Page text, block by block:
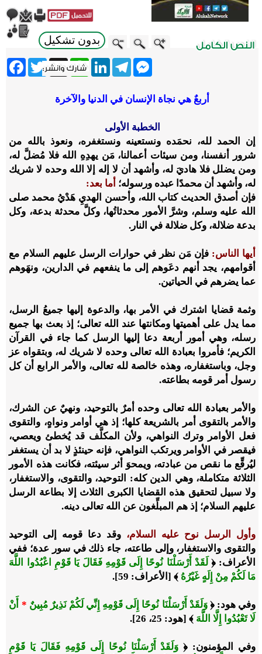
بدون تشكيل
Twitter X
WhatsApp
LinkedInTelegram
Messenger
أربعٌ هي نجاة الإنسان في الدنيا والآخرة
الخطبة الأولى
إن الحمد لله، نحمَده ونستعينه ونستغفره، ونعوذ بالله من
شرور أنفسنا، ومن سيئات أعمالنا، مَن يهدِهِ الله فلا مُضلَّ له،
ومن يضلل فلا هاديَ له، وأشهد أن لا إله إلا الله وحده لا شريك
له، وأشهد أن محمدًا عبده ورسوله؛ أما بعد:
فإن أصدق الحديث كتاب الله، وأحسن الهديِ هَدْيُ محمد صلى
الله عليه وسلم، وشرَّ الأمور محدثاتُها، وكلَّ محدثة بدعة، وكل
بدعة ضلالة، وكل ضلالة في النار.
أيها الناس: فإن مَن نظر في حوارات الرسل عليهم السلام مع
أقوامهم، يجد أنهم دعَوهم إلى ما ينفعهم في الدارين، ونهَوهم
عما يضرهم في الحياتين.
وثمة قضايا اشترك في الأمر بها، والدعوة إليها جميعُ الرسل،
مما يدل على أهميتها ومكانتها عند الله تعالى؛ إذ بعث بها جميع
رسله، وهي أمور أربعة دعا إليها الرسل كما جاء في القرآن
الكريم؛ فأمروا بعبادة الله تعالى وحده لا شريك له، وبتقواه عز
وجل، وباستغفاره، وهذه خالصة لله تعالى، والأمر الرابع أن كل
رسول أمر قومه بطاعته.
والأمر بعبادة الله تعالى وحده أمرٌ بالتوحيد، ونهيٌ عن الشرك،
والأمر بالتقوى أمر بالشريعة كلها؛ إذ هي أوامر ونواهٍ، والتقوى
فعل الأوامر وترك النواهي، ولأن المكلَّف قد يُخطئ ويعصي،
فيقصر في الأوامر ويرتكب النواهي، فإنه حينئذٍ لا بد أن يستغفر
ليُرقِّع ما نقص من عبادته، ويمحوَ أثر سيئته، فكانت هذه الأمور
الثلاثة متكاملة، وهي الدين كله: التوحيد، والتقوى، والاستغفار،
ولا سبيل لتحقيق هذه القضايا الكبرى الثلاث إلا بطاعة الرسل
عليهم السلام؛ إذ هم المبلِّغون عن الله تعالى دينه.
وأول الرسل نوح عليه السلام، وقد دعا قومه إلى التوحيد
والتقوى والاستغفار، وإلى طاعته، جاء ذلك في سور عدة؛ ففي
الأعراف: ﴿لَقَدْ أَرْسَلْنَا نُوحًا إِلَى قَوْمِهِ فَقَالَ يَا قَوْمِ اعْبُدُوا اللَّهَ
مَا لَكُمْ مِنْ إِلَهٍ غَيْرُهُ ﴾ [الأعراف: 59].
وفي هود: ﴿وَلَقَدْ أَرْسَلْنَا نُوحًا إِلَى قَوْمِهِ إِنِّي لَكُمْ نَذِيرٌ مُبِينٌ * أَنْ
لَا تَعْبُدُوا إِلَّا اللَّهَ ﴾ [هود: 25، 26].
وفي المؤمنون: ﴿ وَلَقَدْ أَرْسَلْنَا نُوحًا إِلَى قَوْمِهِ فَقَالَ يَا قَوْمِ